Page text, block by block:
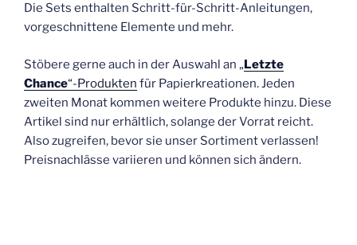
Die Sets enthalten Schritt-für-Schritt-Anleitungen,
vorgeschnittene Elemente und mehr.
Stöbere gerne auch in der Auswahl an „Letzte
Chance“-Produkten für Papierkreationen. Jeden
zweiten Monat kommen weitere Produkte hinzu. Diese
Artikel sind nur erhältlich, solange der Vorrat reicht.
Also zugreifen, bevor sie unser Sortiment verlassen!
Preisnachlässe variieren und können sich ändern.